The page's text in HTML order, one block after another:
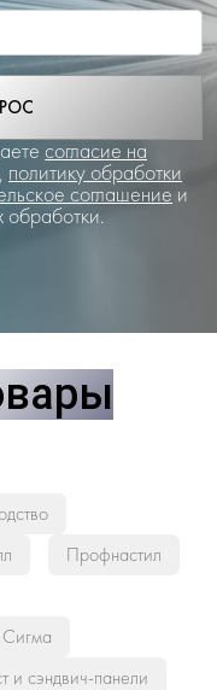
согласие на
, политику обработки
соглашение и
обработки.
Профнастил
и сэндвич-панели